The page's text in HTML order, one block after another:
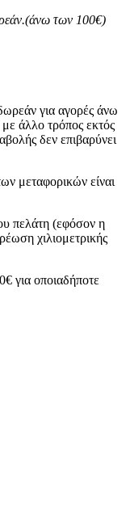
των 100€)
για αγορές άνω
άλλο τρόπος εκτός
δεν επιβαρύνει
μεταφορικών είναι
πελάτη (εφόσον η
χιλιομετρικής
για οποιαδήποτε